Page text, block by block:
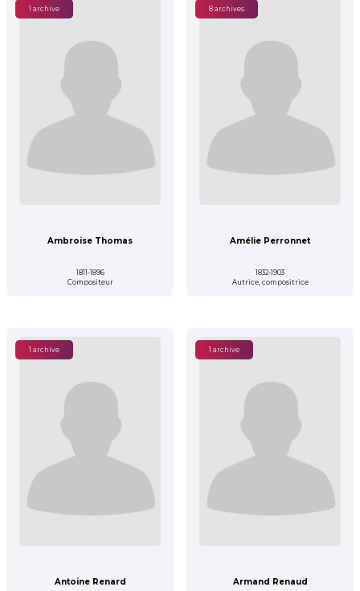
1 archive
Ambroise Thomas
1811-1896
Compositeur
8 archives
Amélie Perronnet
1832-1903
Autrice, compositrice
1 archive
Antoine Renard
1 archive
Armand Renaud